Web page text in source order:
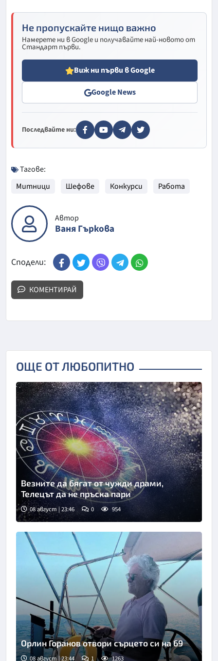
Не пропускайте нищо важно
Намерете ни в Google и получавайте най-новото от
Стандарт първи.
Виж ни първи в Google
Google News
Последвайте ни:
Тагове:
Митници
Шефове Конкурси Работа
Автор
Ваня Гъркова
Сподели:
КОМЕНТИРАЙ
ОЩЕ ОТ ЛЮБОПИТНО
Везните да бягат от чужди драми,
Телецът да не пръска пари
08 август | 23:46 0 954
Орлин Горанов отвори сърцето си на 69
08 август | 23:44 1 1263